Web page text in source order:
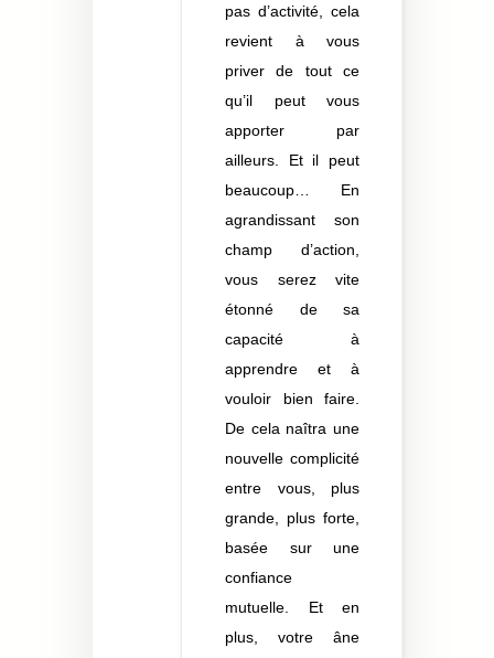
pas d’activité, cela
revient à vous
priver de tout ce
qu’il peut vous
apporter par
ailleurs. Et il peut
beaucoup… En
agrandissant son
champ d’action,
vous serez vite
étonné de sa
capacité à
apprendre et à
vouloir bien faire.
De cela naîtra une
nouvelle complicité
entre vous, plus
grande, plus forte,
basée sur une
confiance
mutuelle. Et en
plus, votre âne